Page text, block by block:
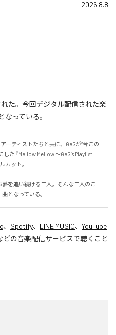
2026.8.8
れた。今回デジタル配信された楽
なっている。
ーティストたちと共に、GeGが“今この
た『Mellow Mellow ～GeG’s Playlist
カット。
を追い続ける二人。そんな二人のこ
となっている。
、 Spotify、 LINE MUSIC、 YouTube
どの音楽配信サービスで聴くこと